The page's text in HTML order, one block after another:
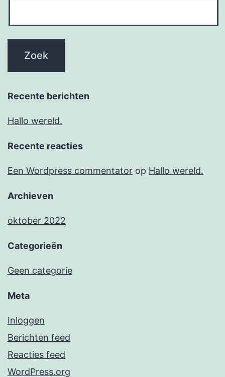
Recente berichten
Hallo wereld.
Recente reacties
Een Wordpress commentator op Hallo wereld.
Archieven
oktober 2022
Categorieën
Geen categorie
Meta
Inloggen
Berichten feed
Reacties feed
WordPress.org